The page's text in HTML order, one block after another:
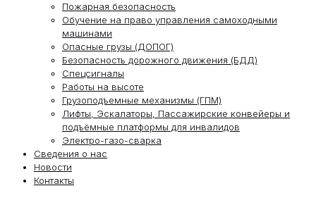
Пожарная безопасность
Обучение на право управления самоходными
машинами
Опасные грузы (ДОПОГ)
Безопасность дорожного движения (БДД)
Спецсигналы
Работы на высоте
Грузоподъемные механизмы (ГПМ)
Лифты, Эскалаторы, Пассажирские конвейеры и
подъёмные платформы для инвалидов
Электро-газо-сварка
Сведения о нас
Новости
Контакты